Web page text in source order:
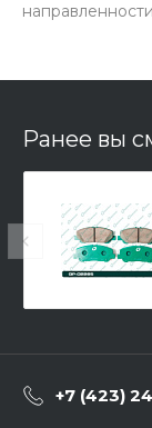
Ранее вы
+7 (423)